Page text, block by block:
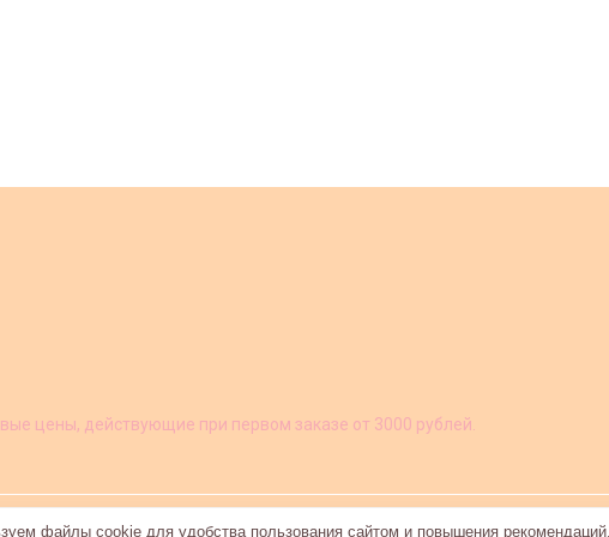
цены, действующие при первом заказе от 3000 рублей.
файлы cookie для удобства пользования сайтом и повышения